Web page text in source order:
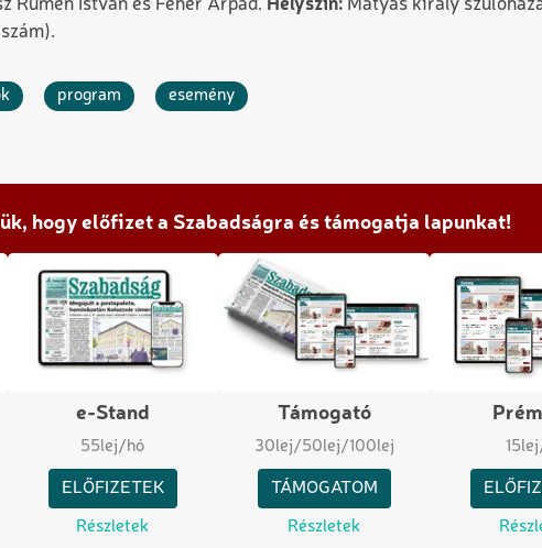
Rumen István és Fehér Árpád. Helyszín: Mátyás király
program esemény
hogy előfizet a Szabadságra és támogatja lapunkat!
e-Stand
55lej/hó
ELŐFIZETEK
Részletek
Támogató
30lej/50lej/100lej
TÁMOGATOM
Részletek
15